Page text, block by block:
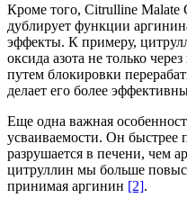
Кроме того, Citrulline Malate
дублирует функции
эффекты. К примеру,
оксида азота не только
путем блокировки
делает его более
Еще одна важная
усваиваемости. Он быстрее
разрушается в печени, чем
цитруллин мы больше
принимая аргинин [2].